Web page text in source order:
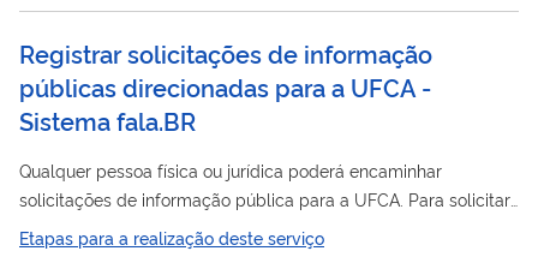
Registrar solicitações de informação
públicas direcionadas para a UFCA -
Sistema fala.BR
Qualquer pessoa física ou jurídica poderá encaminhar
solicitações de informação pública para a UFCA. Para solicitar
basta acessar a plataforma https://falabr.cgu.gov.br/ Caso a
Etapas para a realização deste serviço